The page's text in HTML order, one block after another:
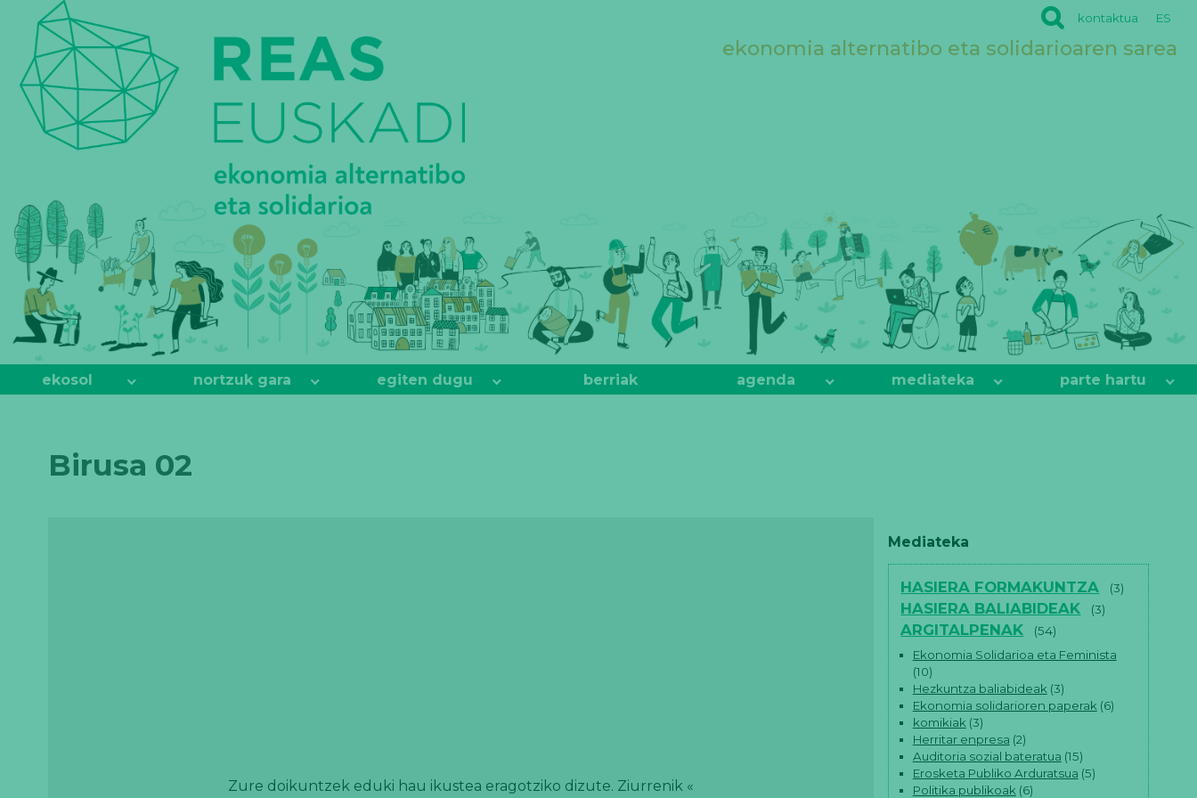
REAS
EUSKADI
kontaktua ES
ekonomia alternatibo eta solidarioaren sarea
ekosol nortzuk gara egiten dugu berriak agenda mediateka parte hartu
Birusa 02
Zure doikuntzek eduki hau ikustea eragotziko dizute. Ziurrenik «
Mediateka
HASIERA FORMAKUNTZA (3)
HASIERA BALIABIDEAK (3)
ARGITALPENAK
(54)
Ekonomia Solidarioa eta Feminista
(10)
Hezkuntza baliabideak (3)
Ekonomia solidarioren paperak (6)
komikiak (3)
Herritar enpresa (2)
Auditoria sozial bateratua (15)
Erosketa Publiko Arduratsua (5)
Politika publikoak (6)